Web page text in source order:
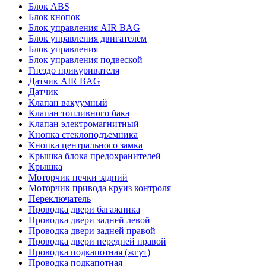
Блок ABS
Блок кнопок
Блок управления AIR BAG
Блок управления двигателем
Блок управления
Блок управления подвеской
Гнездо прикуривателя
Датчик AIR BAG
Датчик
Клапан вакуумный
Клапан топливного бака
Клапан электромагнитный
Кнопка стеклоподъемника
Кнопка центрального замка
Крышка блока предохранителей
Крышка
Моторчик печки задний
Моторчик привода круиз контроля
Переключатель
Проводка двери багажника
Проводка двери задней левой
Проводка двери задней правой
Проводка двери передней правой
Проводка подкапотная (жгут)
Проводка подкапотная